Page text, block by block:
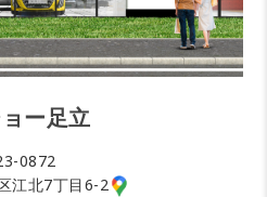
ー足立
0872
江北7丁目6-2